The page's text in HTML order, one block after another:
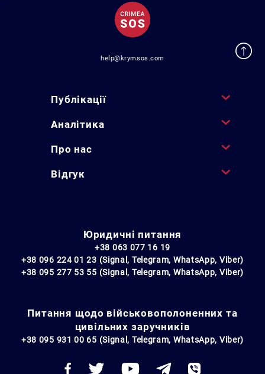
help@krymsos.com
Публікації
Аналітика
Про нас
Відгук
Юридичні питання
+38 063 077 16 19
+38 096 224 01 23 (Signal, Telegram, WhatsApp, Viber)
+38 095 277 53 55 (Signal, Telegram, WhatsApp, Viber)
Питання щодо військовополоненних та
цивільних заручників
+38 095 931 00 65 (Signal, Telegram, WhatsApp, Viber)